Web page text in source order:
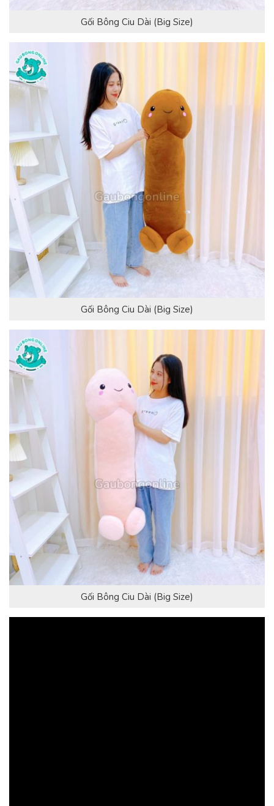
Gối Bông Ciu Dài (Big Size)
Gối Bông Ciu Dài (Big Size)
Gối Bông Ciu Dài (Big Size)